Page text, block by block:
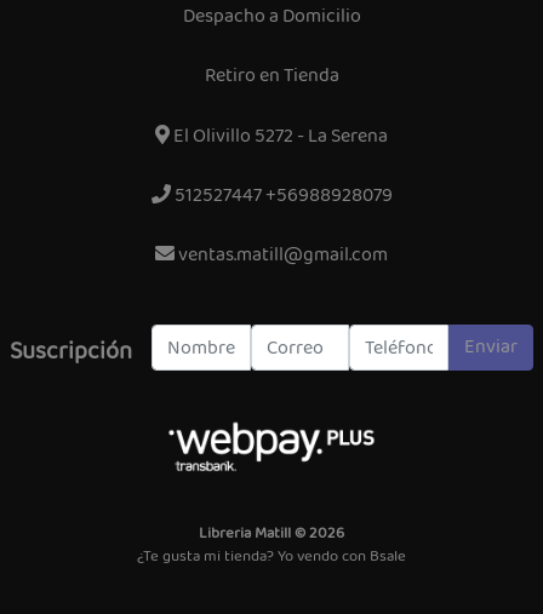
Despacho a Domicilio
Retiro en Tienda
El Olivillo 5272 - La Serena
512527447 +56988928079
ventas.matill@gmail.com
Suscripción Enviar
Libreria Matill © 2026
¿Te gusta mi tienda? Yo vendo con Bsale